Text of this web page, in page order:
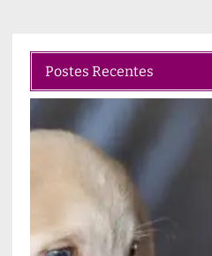
Postes Recentes